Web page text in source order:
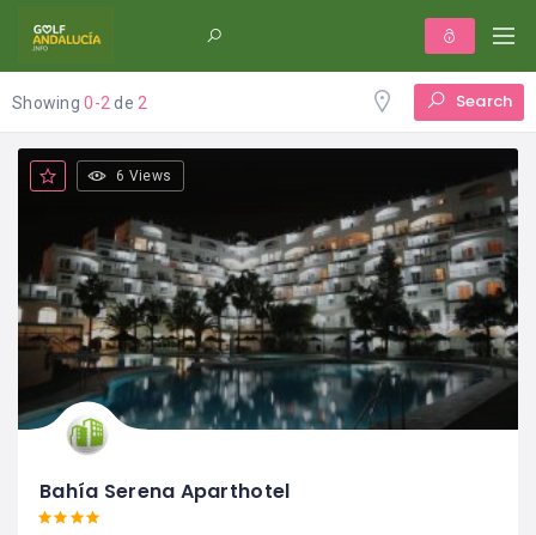
Showing0-2 de 2 Search
6 Views
Bahía Serena Aparthotel